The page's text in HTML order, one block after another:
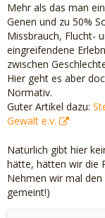
Mehr als das man
Genen und zu 50%
Missbrauch, Flucht-
eingreifendene
zwischen
Hier geht es aber
Normativ.
Guter Artikel dazu:
Gewalt e.v.
Natürlich gibt hier
hätte, hätten wir die
Nehmen wir mal den
gemeint!)